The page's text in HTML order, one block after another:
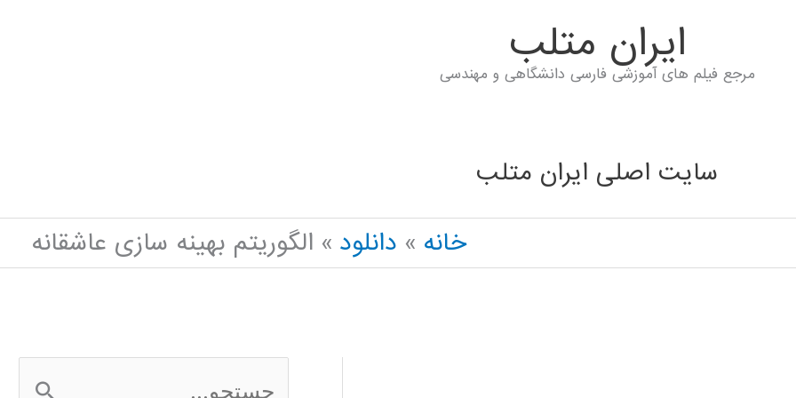
ايران متلب
مرجع فیلم های آموزشی فارسی دانشگاهی و مهندسی
سایت اصلی ایران متلب
خانه
دانلود الگوریتم بهینه سازی عاشقانه